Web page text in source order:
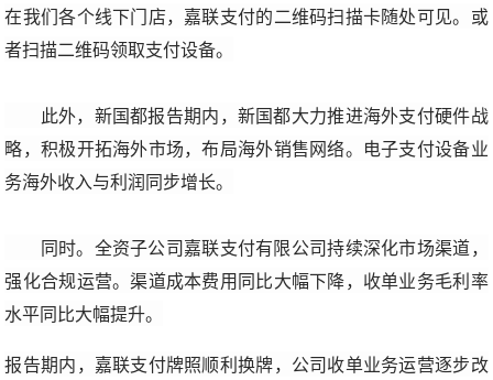
在我们各个线下门店，嘉联支付的二维码扫描卡随处可见。或
者扫描二维码领取支付设备。
此外，新国都报告期内，新国都大力推进海外支付硬件战
略，积极开拓海外市场，布局海外销售网络。电子支付设备业
务海外收入与利润同步增长。
同时。全资子公司嘉联支付有限公司持续深化市场渠道，
强化合规运营。渠道成本费用同比大幅下降，收单业务毛利率
水平同比大幅提升。
报告期内，嘉联支付牌照顺利换牌，公司收单业务运营逐步改